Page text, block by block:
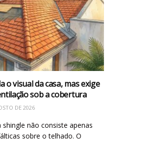
o visual da casa, mas exige
sob a cobertura
DE 2026
não consiste apenas
sobre o telhado. O